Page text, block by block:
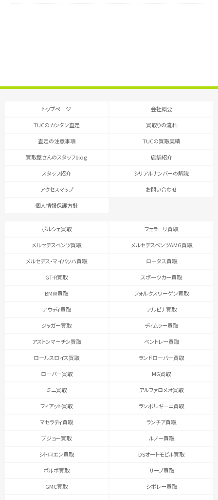
トップページ 会社概要
TUCのカンタン査定 買取りの流れ
査定の注意事項 TUCの買取実績
買取屋さんのスタッフblog 店舗紹介
スタッフ紹介 シリアルナンバーの解説
アクセスマップ お問い合わせ
個人情報保護方針
ポルシェ買取 フェラーリ買取
メルセデスベンツ買取 メルセデスベンツAMG買取
メルセデス・マイバッハ買取 ロータス買取
GT-R買取 スポーツカー買取
BMW買取 フォルクスワーゲン買取
アウディ買取 アルピナ買取
ジャガー買取 ディムラー買取
アストンマーチン買取 ベントレー買取
ロールスロイス買取 ランドローバー買取
ローバー買取 MG買取
ミニ買取 アルファロメオ買取
フィアット買取 ランボルギーニ買取
マセラティ買取 ランチア買取
プジョー買取 ルノー買取
シトロエン買取 DSオートモビル買取
ボルボ買取 サーブ買取
GMC買取 シボレー買取